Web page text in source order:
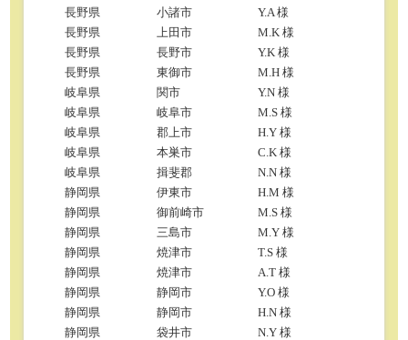
長野県
小諸市
Y.A 様
長野県
上田市
M.K 様
長野県
長野市
Y.K 様
長野県
東御市
M.H 様
岐阜県
関市
Y.N 様
岐阜県
岐阜市
M.S 様
岐阜県
郡上市
H.Y 様
岐阜県
本巣市
C.K 様
岐阜県
揖斐郡
N.N 様
静岡県
伊東市
H.M 様
静岡県
御前崎市
M.S 様
静岡県
三島市
M.Y 様
静岡県
焼津市
T.S 様
静岡県
焼津市
A.T 様
静岡県
静岡市
Y.O 様
静岡県
静岡市
H.N 様
静岡県
袋井市
N.Y 様